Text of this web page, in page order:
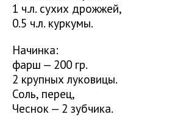
1 ч.л. сухих дрожжей,
0.5 ч.л. куркумы.
Начинка:
фарш — 200 гр.
2 крупных луковицы.
Соль, перец,
Чеснок — 2 зубчика.